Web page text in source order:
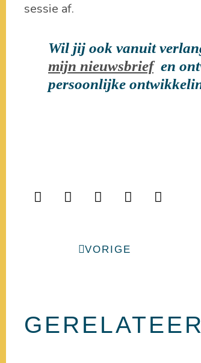
sessie af.
Wil jij ook vanuit
mijn nieuwsbriefen
persoonlijke
VORIGE